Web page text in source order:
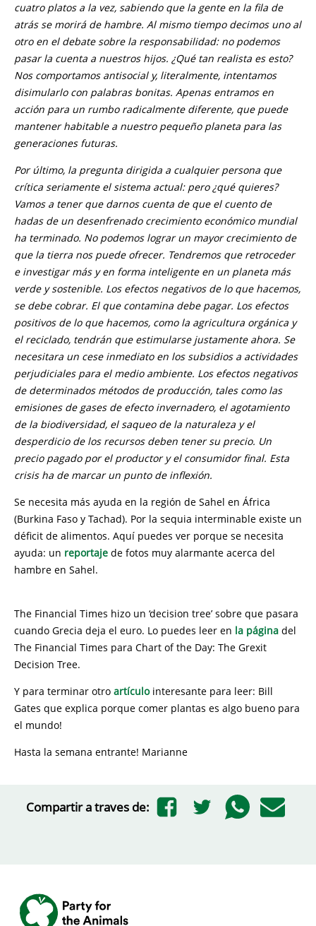
cuatro platos a la vez, sabiendo que la gente en la fila de
atrás se morirá de hambre. Al mismo tiempo decimos uno al
otro en el debate sobre la responsabilidad: no podemos
pasar la cuenta a nuestros hijos. ¿Qué tan realista es esto?
Nos comportamos antisocial y, literalmente, intentamos
disimularlo con palabras bonitas. Apenas entramos en
acción para un rumbo radicalmente diferente, que puede
mantener habitable a nuestro pequeño planeta para las
generaciones futuras.
Por último, la pregunta dirigida a cualquier persona que
crítica seriamente el sistema actual: pero ¿qué quieres?
Vamos a tener que darnos cuenta de que el cuento de
hadas de un desenfrenado crecimiento económico mundial
ha terminado. No podemos lograr un mayor crecimiento de
que la tierra nos puede ofrecer. Tendremos que retroceder
e investigar más y en forma inteligente en un planeta más
verde y sostenible. Los efectos negativos de lo que hacemos,
se debe cobrar. El que contamina debe pagar. Los efectos
positivos de lo que hacemos, como la agricultura orgánica y
el reciclado, tendrán que estimularse justamente ahora. Se
necesitara un cese inmediato en los subsidios a actividades
perjudiciales para el medio ambiente. Los efectos negativos
de determinados métodos de producción, tales como las
emisiones de gases de efecto invernadero, el agotamiento
de la biodiversidad, el saqueo de la naturaleza y el
desperdicio de los recursos deben tener su precio. Un
precio pagado por el productor y el consumidor final. Esta
crisis ha de marcar un punto de inflexión.
Se necesita más ayuda en la región de Sahel en África
(Burkina Faso y Tachad). Por la sequia interminable existe un
déficit de alimentos. Aquí puedes ver porque se necesita
ayuda: un reportaje de fotos muy alarmante acerca del
hambre en Sahel.
The Financial Times hizo un ‘decision tree’ sobre que pasara
cuando Grecia deja el euro. Lo puedes leer en la página del
The Financial Times para Chart of the Day: The Grexit
Decision Tree.
Y para terminar otro artículointeresante para leer: Bill
Gates que explica porque comer plantas es algo bueno para
el mundo!
Hasta la semana entrante! Marianne
Compartir a traves de: